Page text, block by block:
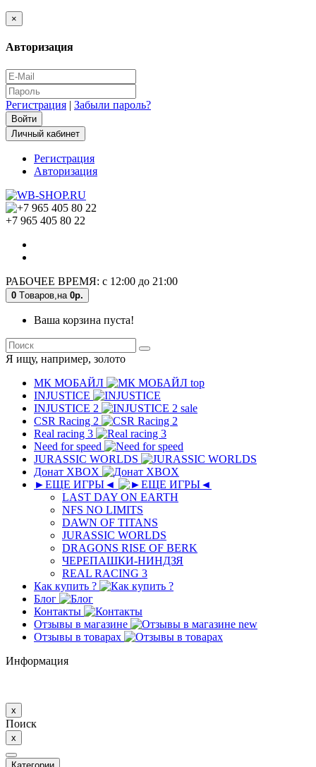
×
Авторизация
Регистрация | Забыли пароль?
Личный кабинет
Регистрация
Авторизация
+7 965 405 80 22
РАБОЧЕЕ ВРЕМЯ: с 12:00 до 21:00
0 Tоваров, на 0р.
Ваша корзина пуста!
Я ищу, например, золото
МК MОБAЙЛ
top
INJUSTICE
INJUSTICE 2
sale
CSR Racing 2
Real racing 3
Need for speed
JURASSIC WORLDS
Донат XBOX
►ЕЩЕ ИГРЫ◄
LAST DAY ON EARTH
NFS NO LIMITS
DAWN OF TITANS
JURASSIC WORLDS
DRAGONS RISE OF BERK
ЧЕРЕПАШКИ-НИНДЗЯ
REAL RACING 3
Как купить ?
Блог
Контакты
Отзывы в магазине
new
Отзывы в товарах
Информация
x
Поиск
x